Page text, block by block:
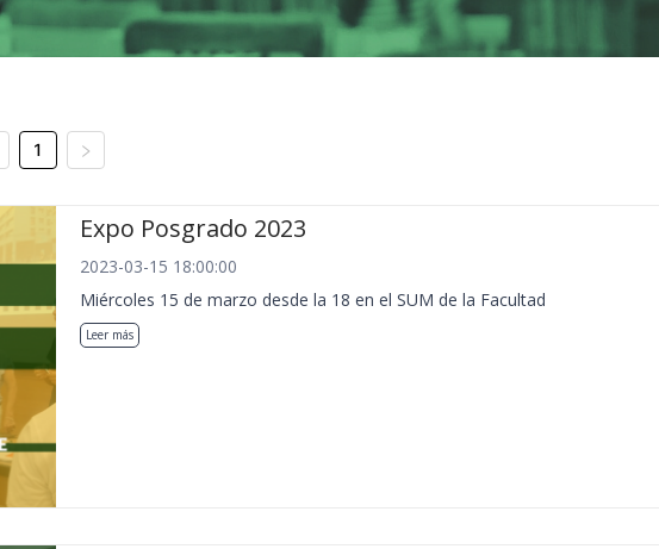
1
Expo Posgrado 2023
2023-03-15 18:00:00
Miércoles 15 de marzo desde la 18 en el SUM de la Facultad
Leer más